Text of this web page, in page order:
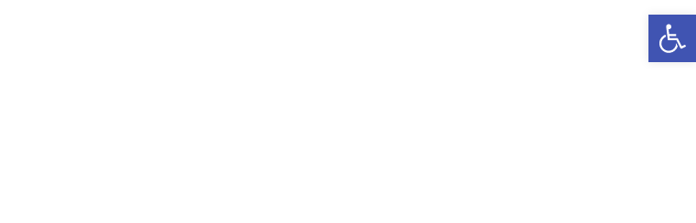
פתח סרגל נגישות